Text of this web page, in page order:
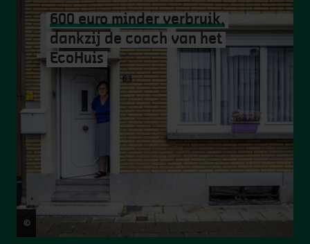
600 euro minder verbruik,
dankzij de coach van het
EcoHuis
©